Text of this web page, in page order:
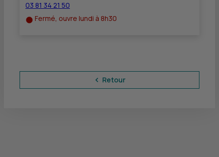
03 81 34 21 50
Fermé, ouvre lundi à 8h30
Retour